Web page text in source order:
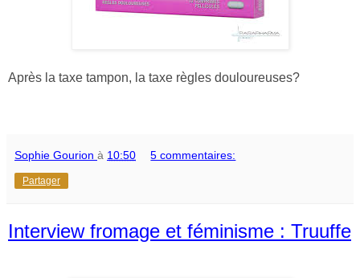
Après la taxe tampon, la taxe règles douloureuses?
Sophie Gourion à 10:50 5 commentaires:
Partager
Interview fromage et féminisme : Truuffe